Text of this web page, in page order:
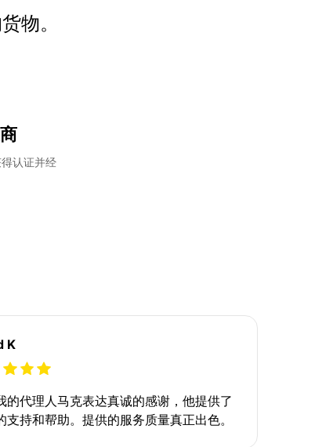
物。
认证并经
K
的代理人马克表达真诚的感谢，他提供了
支持和帮助。提供的服务质量真正出色。